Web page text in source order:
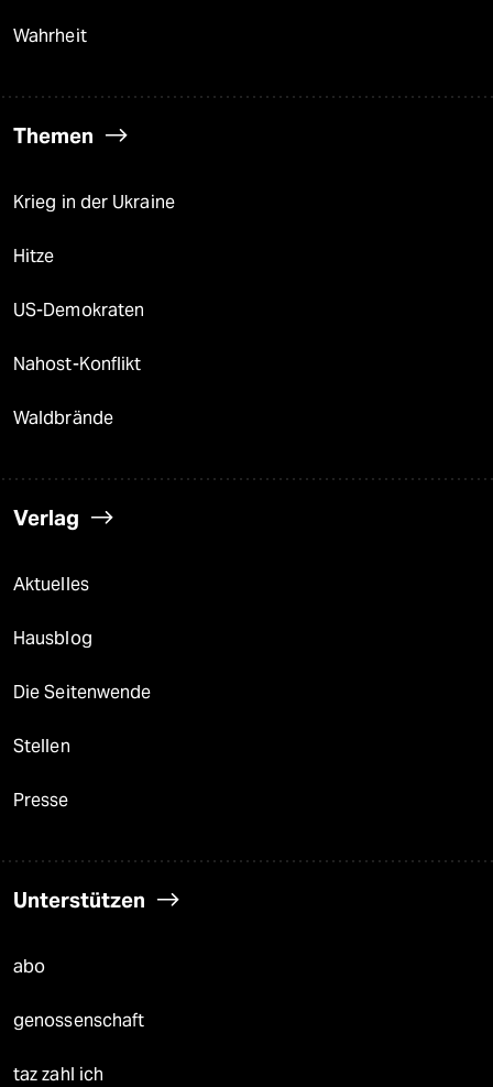
Wahrheit
Themen
Krieg in der Ukraine
Hitze
US-Demokraten
Nahost-Konflikt
Waldbrände
Verlag
Aktuelles
Hausblog
Die Seitenwende
Stellen
Presse
Unterstützen
abo
genossenschaft
taz zahl ich